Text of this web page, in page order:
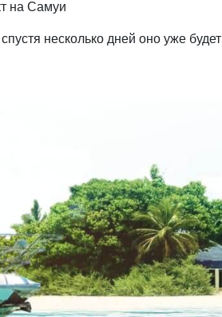
на Самуи
несколько дней оно уже